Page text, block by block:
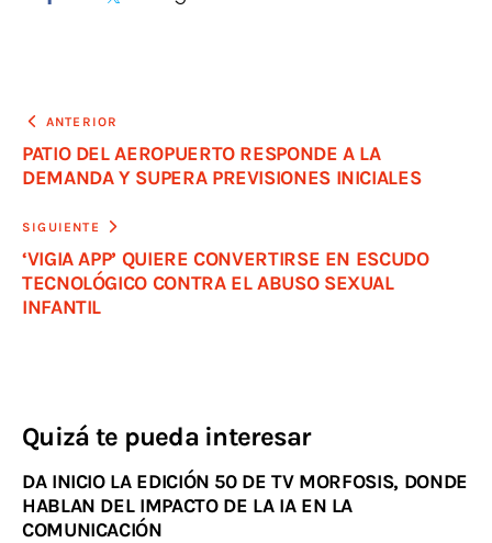
ANTERIOR
PATIO DEL AEROPUERTO RESPONDE A LA
DEMANDA Y SUPERA PREVISIONES INICIALES
SIGUIENTE
‘VIGIA APP’ QUIERE CONVERTIRSE EN ESCUDO
TECNOLÓGICO CONTRA EL ABUSO SEXUAL
INFANTIL
Quizá te pueda interesar
DA INICIO LA EDICIÓN 50 DE TV MORFOSIS, DONDE
HABLAN DEL IMPACTO DE LA IA EN LA
COMUNICACIÓN